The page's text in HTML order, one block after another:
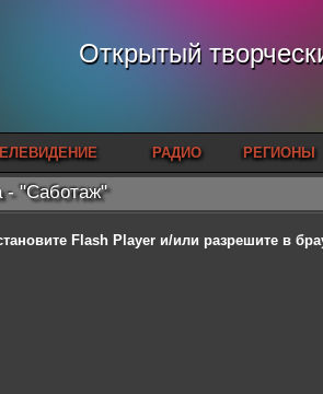
Открытый
РАДИО РЕГИОНЫ
- "Саботаж"
Flash Playerи/или разрешите в